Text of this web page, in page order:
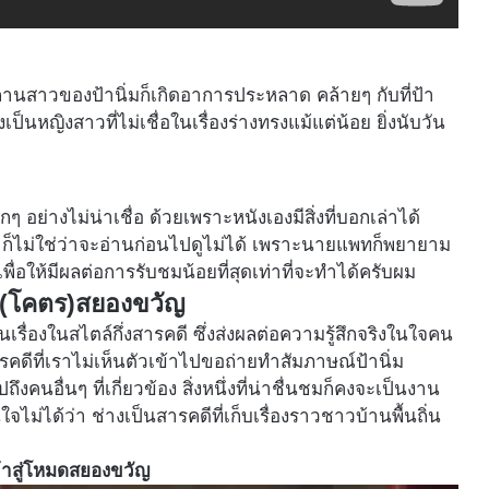
นสาวของป้านิ่มก็เกิดอาการประหลาด คล้ายๆ กับที่ป้า
ป็นหญิงสาวที่ไม่เชื่อในเรื่องร่างทรงแม้แต่น้อย ยิ่งนับวัน
อย่างไม่น่าเชื่อ ด้วยเพราะหนังเองมีสิ่งที่บอกเล่าได้
ไม่ใช่ว่าจะอ่านก่อนไปดูไม่ได้ เพราะนายแพทก็พยายาม
อให้มีผลต่อการรับชมน้อยที่สุดเท่าที่จะทำได้ครับผม
โคตร)สยองขวัญ
รื่องในสไตล์กึ่งสารคดี ซึ่งส่งผลต่อความรู้สึกจริงในใจคน
คดีที่เราไม่เห็นตัวเข้าไปขอถ่ายทำสัมภาษณ์ป้านิ่ม
งคนอื่นๆ ที่เกี่ยวข้อง สิ่งหนึ่งที่น่าชื่นชมก็คงจะเป็นงาน
ไม่ได้ว่า ช่างเป็นสารคดีที่เก็บเรื่องราวชาวบ้านพื้นถิ่น
าสู่โหมดสยองขวัญ